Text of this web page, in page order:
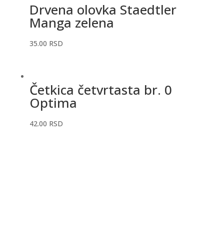
Drvena olovka Staedtler
Manga zelena
35.00 RSD
Četkica četvrtasta br. 0
Optima
42.00 RSD